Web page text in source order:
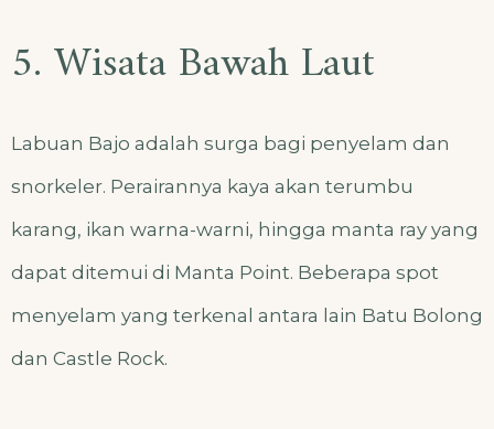
5. Wisata Bawah Laut
Labuan Bajo adalah surga bagi penyelam dan
snorkeler. Perairannya kaya akan terumbu
karang, ikan warna-warni, hingga manta ray yang
dapat ditemui di Manta Point. Beberapa spot
menyelam yang terkenal antara lain Batu Bolong
dan Castle Rock.